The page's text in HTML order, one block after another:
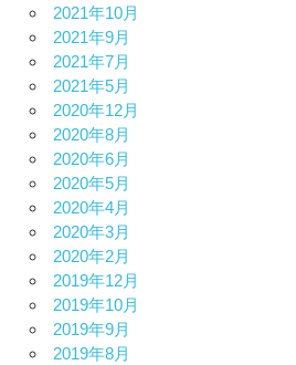
2021年10月
2021年9月
2021年7月
2021年5月
2020年12月
2020年8月
2020年6月
2020年5月
2020年4月
2020年3月
2020年2月
2019年12月
2019年10月
2019年9月
2019年8月